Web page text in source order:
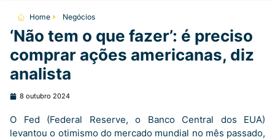
Home Negócios
‘Não tem o que fazer’: é preciso
comprar ações americanas, diz
analista
8 outubro 2024
O Fed (Federal Reserve, o Banco Central dos EUA)
levantou o otimismo do mercado mundial no mês passado,